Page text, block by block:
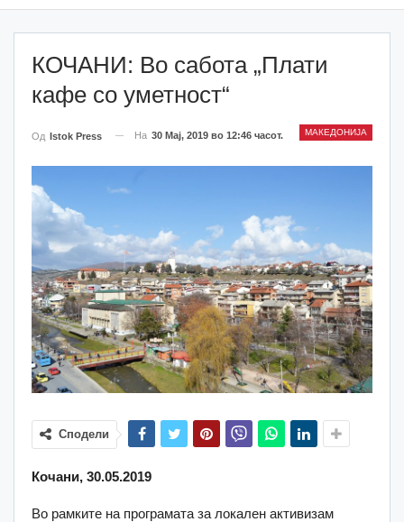
КОЧАНИ: Во сабота „Плати
кафе со уметност“
МАКЕДОНИЈА
Од Istok Press На 30 Мај, 2019 во 12:46 часот.
Сподели
Кочани, 30.05.2019
Во рамките на програмата за локален активизам